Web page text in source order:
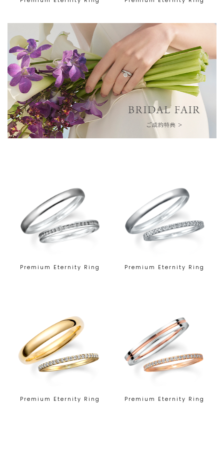
Premium Eternity Ring Premium Eternity Ring
Premium Eternity Ring Premium Eternity Ring